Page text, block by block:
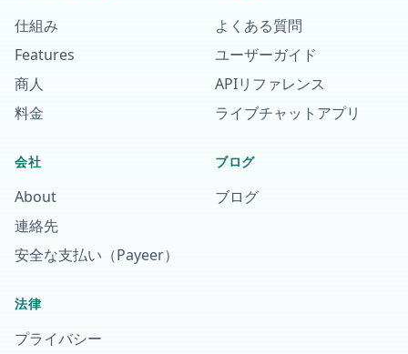
仕組み
Features
商人
料金
よくある質問
ユーザーガイド
APIリファレンス
ライブチャットアプリ
会社
About
連絡先
安全な支払い（Payeer）
ブログ
ブログ
法律
プライバシー